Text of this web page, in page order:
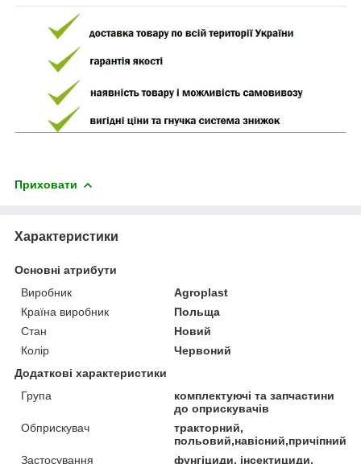
Приховати
Характеристики
Основні атрибути
Виробник
Agroplast
Країна виробник
Польща
Стан
Новий
Колір
Червоний
Додаткові характеристики
Група
комплектуючі та запчастини
до оприскувачів
Обприскувач
тракторний,
польовий,навісний,причіпний
Застосування
фунгіциди, інсектициди,